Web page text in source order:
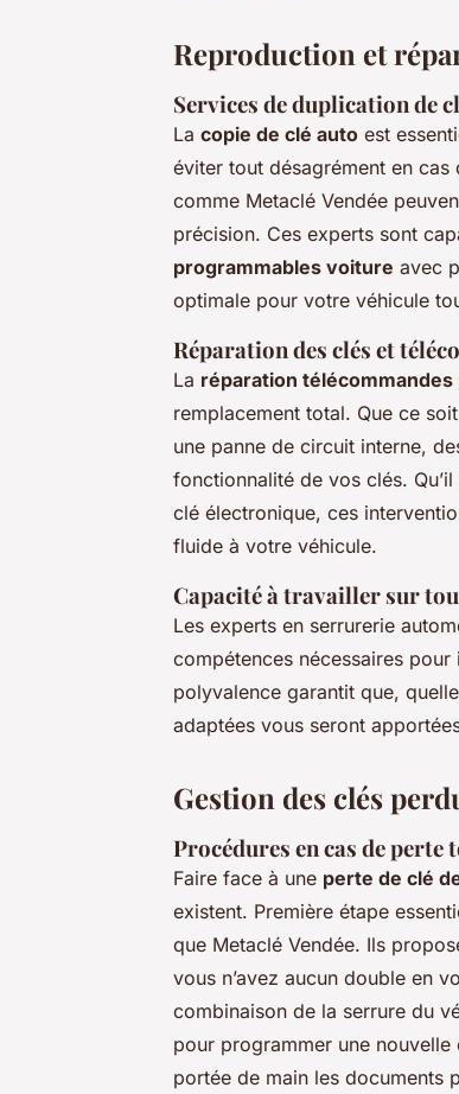
Reproduction et
Services de duplication de
La copie de clé auto est
éviter tout désagrément en
comme Metaclé Vendée
précision. Ces experts sont
programmables voiture avec
optimale pour votre véhicule
Réparation des clés et
La réparation télécommandes
remplacement total. Que ce
une panne de circuit interne,
fonctionnalité de vos clés.
clé électronique, ces
fluide à votre véhicule.
Capacité à travailler sur
Les experts en serrurerie
compétences nécessaires
polyvalence garantit que,
adaptées vous seront
Gestion des clés
Procédures en cas de perte
Faire face à une perte de clé
existent. Première étape
que Metaclé Vendée. Ils
vous n’avez aucun double en
combinaison de la serrure du
pour programmer une
portée de main les documents